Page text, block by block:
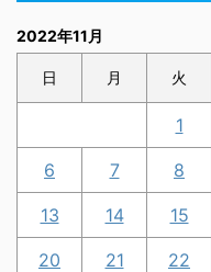
2022年11月
日 月 火
1
6 7 8
13 14 15
20 21 22